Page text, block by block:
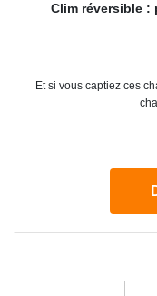
Clim réversible :
Et si vous captiez ces